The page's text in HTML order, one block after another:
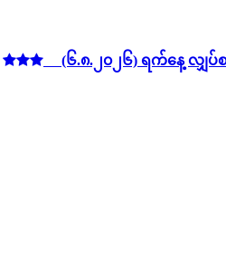
(၆.၈.၂၀၂၆) ရက်နေ့ လျှပ်စစ်ဓာတ်အ